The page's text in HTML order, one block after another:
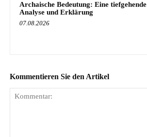
Archaische Bedeutung: Eine tiefgehende
Analyse und Erklärung
07.08.2026
Kommentieren Sie den Artikel